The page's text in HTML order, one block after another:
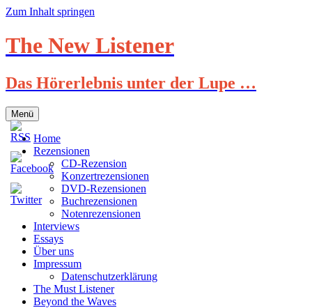
Zum Inhalt springen
The New Listener
Das Hörerlebnis unter der Lupe …
Menü
Home
Rezensionen
CD-Rezension
Konzertrezensionen
DVD-Rezensionen
Buchrezensionen
Notenrezensionen
Interviews
Essays
Über uns
Impressum
Datenschutzerklärung
The Must Listener
Beyond the Waves